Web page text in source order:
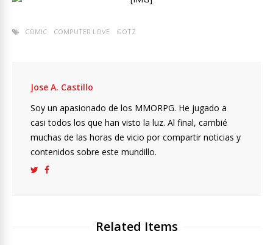
COMIC COMPUTER LOVE GOTZ
Jose A. Castillo
Soy un apasionado de los MMORPG. He jugado a
casi todos los que han visto la luz. Al final, cambié
muchas de las horas de vicio por compartir noticias y
contenidos sobre este mundillo.
Related Items